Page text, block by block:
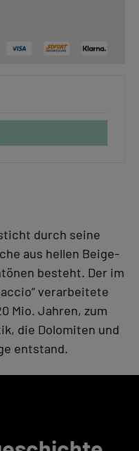
durch seine
aus hellen Beige-
besteht. Der im
verarbeitete
Mio. Jahren, zum
die Dolomiten und
entstand.